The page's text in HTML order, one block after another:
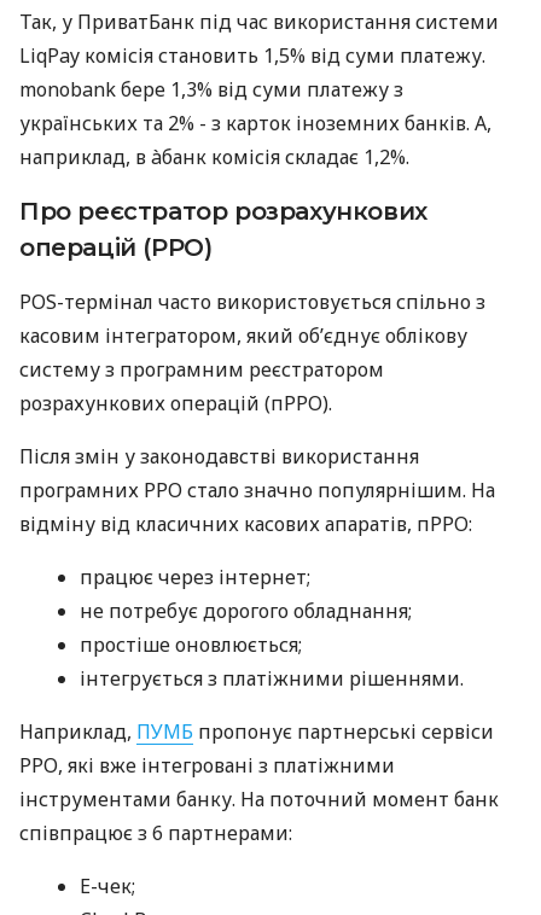
Так, у ПриватБанк під час використання системи
LiqPay комісія становить 1,5% від суми платежу.
monobank бере 1,3% від суми платежу з
українських та 2% - з карток іноземних банків. А,
наприклад, в àбанк комісія складає 1,2%.
Про реєстратор розрахункових
операцій (РРО)
POS-термінал часто використовується спільно з
касовим інтегратором, який об’єднує облікову
систему з програмним реєстратором
розрахункових операцій (пРРО).
Після змін у законодавстві використання
програмних РРО стало значно популярнішим. На
відміну від класичних касових апаратів, пРРО:
працює через інтернет;
не потребує дорогого обладнання;
простіше оновлюється;
інтегрується з платіжними рішеннями.
Наприклад, ПУМБ пропонує партнерські сервіси
РРО, які вже інтегровані з платіжними
інструментами банку. На поточний момент банк
співпрацює з 6 партнерами:
E-чек;